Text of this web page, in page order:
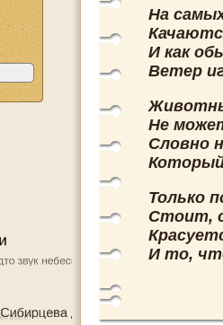
На
И как
Ветер
Не
Словно
Только
Стоит,
И то,